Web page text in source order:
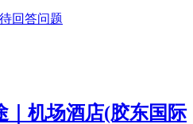
待回答问题
｜机场酒店(胶东国际